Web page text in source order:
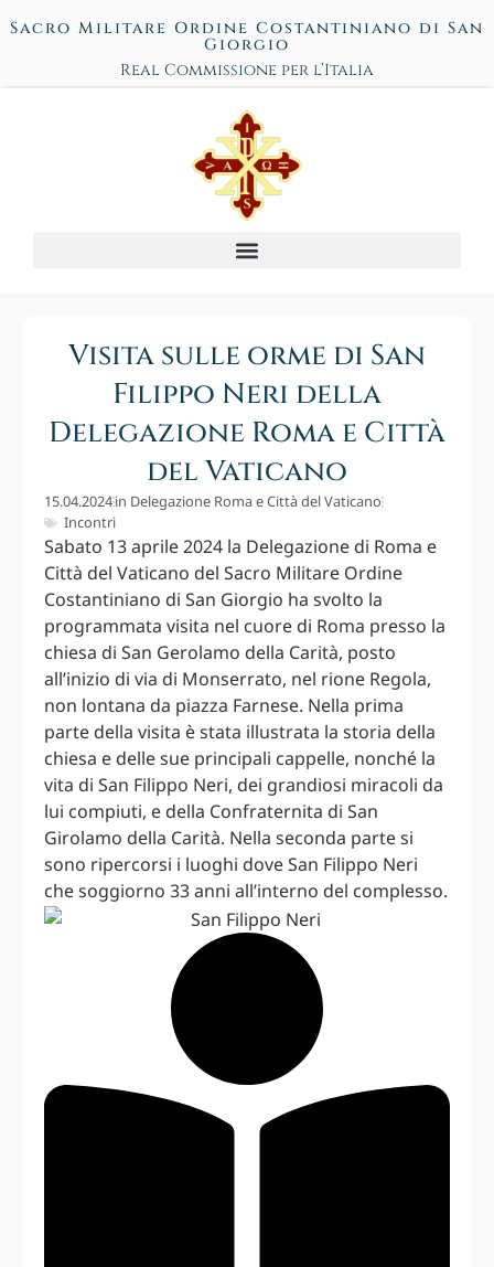
Sacro Militare Ordine Costantiniano di San
Giorgio
Real Commissione per l’Italia
Visita sulle orme di San
Filippo Neri della
Delegazione Roma e Città
del Vaticano
15.04.2024in Delegazione Roma e Città del Vaticano
Incontri
Sabato 13 aprile 2024 la Delegazione di Roma e
Città del Vaticano del Sacro Militare Ordine
Costantiniano di San Giorgio ha svolto la
programmata visita nel cuore di Roma presso la
chiesa di San Gerolamo della Carità, posto
all’inizio di via di Monserrato, nel rione Regola,
non lontana da piazza Farnese. Nella prima
parte della visita è stata illustrata la storia della
chiesa e delle sue principali cappelle, nonché la
vita di San Filippo Neri, dei grandiosi miracoli da
lui compiuti, e della Confraternita di San
Girolamo della Carità. Nella seconda parte si
sono ripercorsi i luoghi dove San Filippo Neri
che soggiorno 33 anni all’interno del complesso.